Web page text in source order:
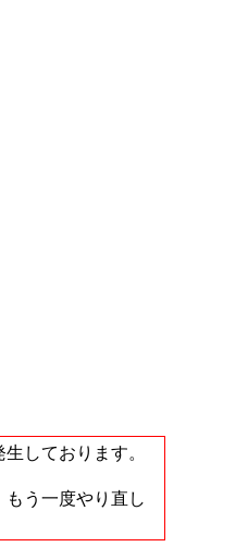
しております。
もう一度やり直し